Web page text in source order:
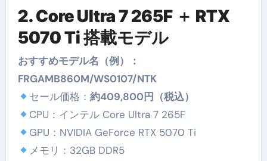
2. Core Ultra 7 265F ＋ RTX
5070 Ti 搭載モデル
おすすめモデル名（例）：
FRGAMB860M/WS0107/NTK
セール価格：約409,800円（税込）
CPU：インテル Core Ultra 7 265F
GPU：NVIDIA GeForce RTX 5070 Ti
メモリ：32GB DDR5